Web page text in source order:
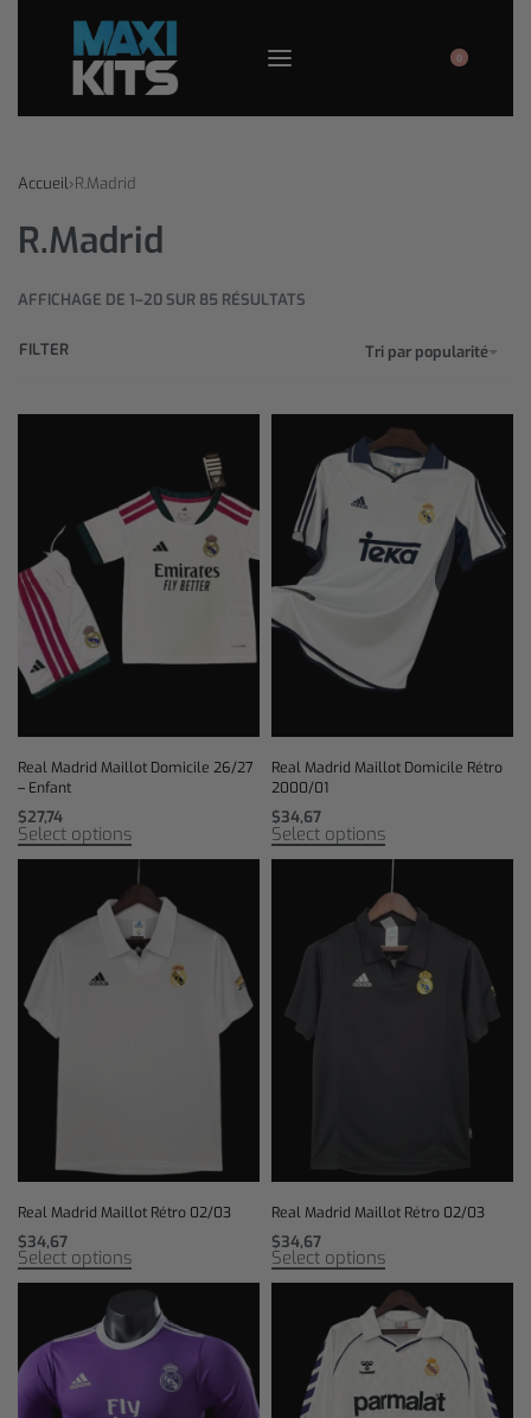
0
Accueil›R.Madrid
R.Madrid
AFFICHAGE DE 1–20 SUR 85 RÉSULTATS
Tri par popularité
FILTER
Real Madrid Maillot Domicile 26/27
– Enfant
$27,74
Select options
Real Madrid Maillot Domicile Rétro
2000/01
$34,67
Select options
Real Madrid Maillot Rétro 02/03
$34,67
Select options
Real Madrid Maillot Rétro 02/03
$34,67
Select options